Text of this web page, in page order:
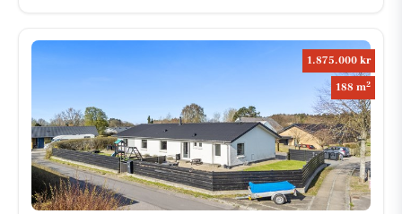
1.875.000 kr
188 m2